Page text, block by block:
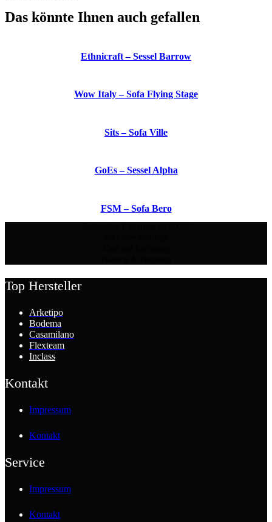
Das könnte Ihnen auch gefallen
Ethnicraft – Sessel Barrow
Wow Italy – Sofa Flying Stage
Sits – Sofa Ville
GoEs – Sessel Alpha
FSM – Sofa Bero
Top Hersteller
Arketipo
Bodema
Casamilano
Flexteam
Inclass
Kontakt
Impressum
Kontakt
Service
Impressum
Kontakt